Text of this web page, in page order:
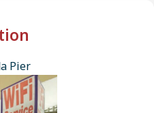
Pier